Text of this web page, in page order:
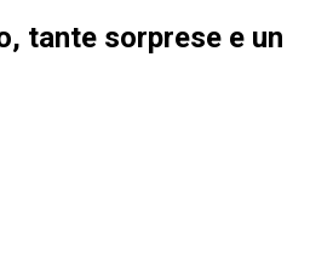
tante sorprese e un